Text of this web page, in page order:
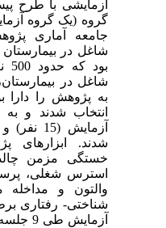
آزمایشی با طرح
گروه (یک گروه
جامعه آماری
بود
به پژوهش را دارا
انتخاب شدند و
شدند. ابزارهای
خستگی مزمن
استرس شغلی،
والتون و مداخله
شناختی- رفتاری